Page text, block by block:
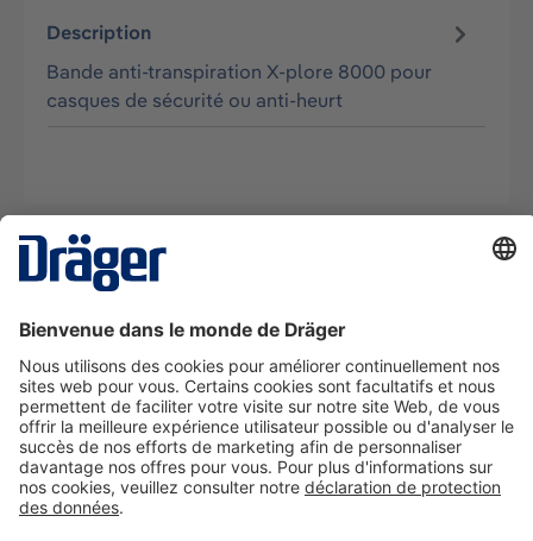
Description
Bande anti-transpiration X-plore 8000 pour
casques de sécurité ou anti-heurt
La technologie
Nous contacter
A propos de Dräger
Informations